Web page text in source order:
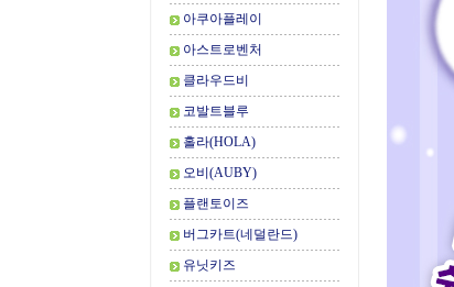
아쿠아플레이
아스트로벤처
클라우드비
코발트블루
홀라(HOLA)
오비(AUBY)
플랜토이즈
버그카트(네덜란드)
유닛키즈